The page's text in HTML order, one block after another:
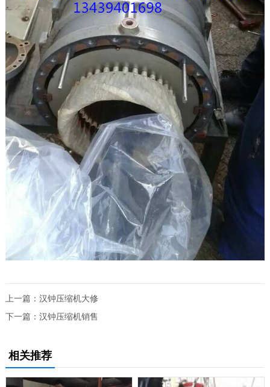
上一篇： 汉钟压缩机大修
下一篇： 汉钟压缩机销售
相关推荐